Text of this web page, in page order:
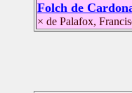
Folch de
× de Palafox,